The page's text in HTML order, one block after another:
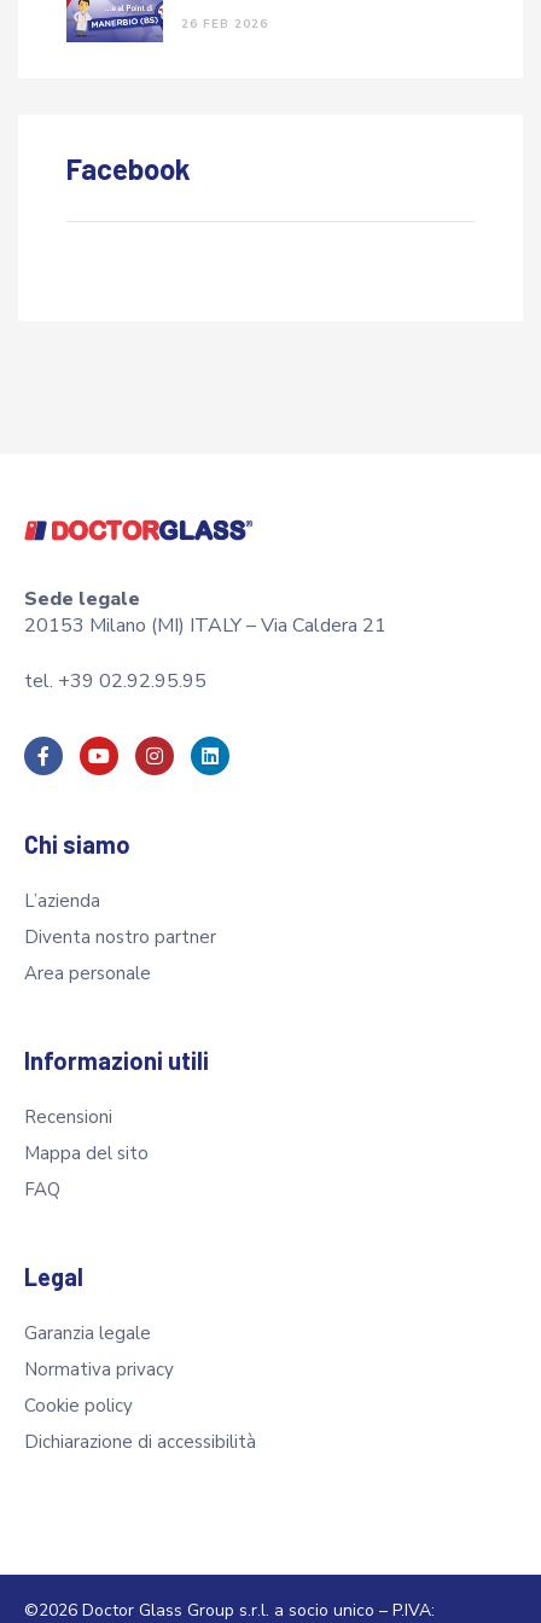
26 FEB 2026
Facebook
Sede legale
20153 Milano (MI) ITALY – Via Caldera 21
tel. +39 02.92.95.95
Chi siamo
L’azienda
Diventa nostro partner
Area personale
Informazioni utili
Recensioni
Mappa del sito
FAQ
Legal
Garanzia legale
Normativa privacy
Cookie policy
Dichiarazione di accessibilità
©2026 Doctor Glass Group s.r.l. a socio unico – P.IVA: